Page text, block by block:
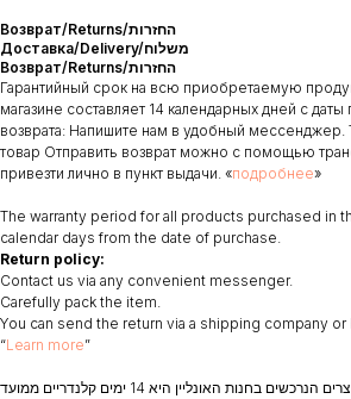
Возврат/Returns/החזרות
Доставка/Delivery/משלוח
Возврат/Returns/החזרות
Гарантийный срок на всю приобретаемую
магазине составляет 14 календарных дней с
возврата: Напишите нам в удобный мессенджер.
товар Отправить возврат можно с помощью
привезти лично в пункт выдачи. «подробнее»
The warranty period for all products purchased in
calendar days from the date of purchase.
Return policy:
Contact us via any convenient messenger.
Carefully pack the item.
You can send the return via a shipping company
“Learn more”
תקופת האחריות על כל המוצרים הנרכשים בחנות האונליין היא 14 ימים קלנדריים ממועד